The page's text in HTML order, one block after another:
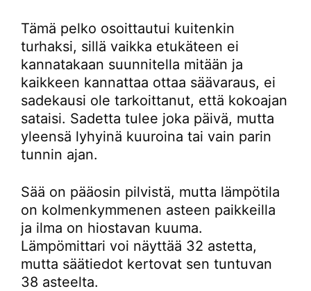
Tämä pelko osoittautui kuitenkin
turhaksi, sillä vaikka etukäteen ei
kannatakaan suunnitella mitään ja
kaikkeen kannattaa ottaa säävaraus, ei
sadekausi ole tarkoittanut, että kokoajan
sataisi. Sadetta tulee joka päivä, mutta
yleensä lyhyinä kuuroina tai vain parin
tunnin ajan.
Sää on pääosin pilvistä, mutta lämpötila
on kolmenkymmenen asteen paikkeilla
ja ilma on hiostavan kuuma.
Lämpömittari voi näyttää 32 astetta,
mutta säätiedot kertovat sen tuntuvan
38 asteelta.